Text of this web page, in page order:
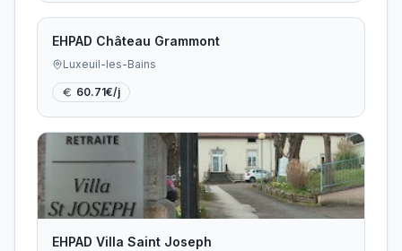
EHPAD Château Grammont
Luxeuil-les-Bains
60.71€/j
EHPAD Villa Saint Joseph